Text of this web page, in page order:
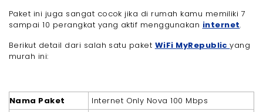
Paket ini juga sangat cocok jika di rumah kamu memiliki 7
sampai 10 perangkat yang aktif menggunakan internet.
Berikut detail dari salah satu paket WiFi MyRepublicyang
murah ini:
Nama Paket
Internet Only Nova 100 Mbps